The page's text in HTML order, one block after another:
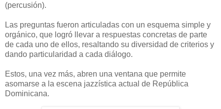
(percusión).
Las preguntas fueron articuladas con un esquema simple y
orgánico, que logró llevar a respuestas concretas de parte
de cada uno de ellos, resaltando su diversidad de criterios y
dando particularidad a cada diálogo.
Estos, una vez más, abren una ventana que permite
asomarse a la escena jazzística actual de República
Dominicana.